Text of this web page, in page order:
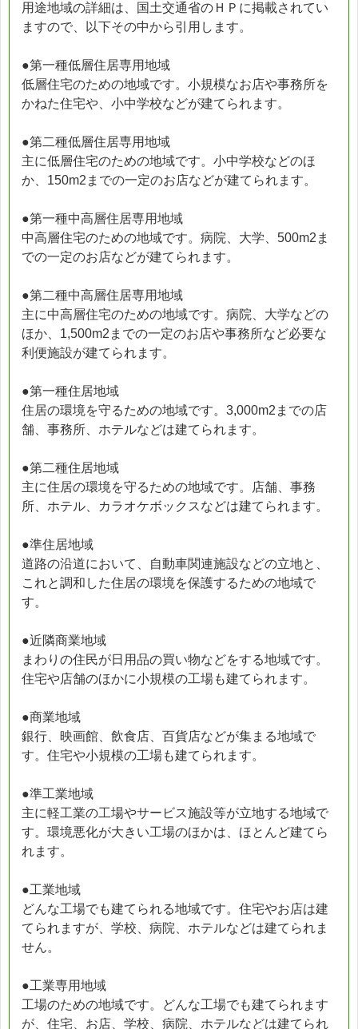
用途地域の詳細は、国土交通省のＨＰに掲載されてい
ますので、以下その中から引用します。
●第一種低層住居専用地域
低層住宅のための地域です。小規模なお店や事務所を
かねた住宅や、小中学校などが建てられます。
●第二種低層住居専用地域
主に低層住宅のための地域です。小中学校などのほ
か、150m2までの一定のお店などが建てられます。
●第一種中高層住居専用地域
中高層住宅のための地域です。病院、大学、500m2ま
での一定のお店などが建てられます。
●第二種中高層住居専用地域
主に中高層住宅のための地域です。病院、大学などの
ほか、1,500m2までの一定のお店や事務所など必要な
利便施設が建てられます。
●第一種住居地域
住居の環境を守るための地域です。3,000m2までの店
舗、事務所、ホテルなどは建てられます。
●第二種住居地域
主に住居の環境を守るための地域です。店舗、事務
所、ホテル、カラオケボックスなどは建てられます。
●準住居地域
道路の沿道において、自動車関連施設などの立地と、
これと調和した住居の環境を保護するための地域で
す。
●近隣商業地域
まわりの住民が日用品の買い物などをする地域です。
住宅や店舗のほかに小規模の工場も建てられます。
●商業地域
銀行、映画館、飲食店、百貨店などが集まる地域で
す。住宅や小規模の工場も建てられます。
●準工業地域
主に軽工業の工場やサービス施設等が立地する地域で
す。環境悪化が大きい工場のほかは、ほとんど建てら
れます。
●工業地域
どんな工場でも建てられる地域です。住宅やお店は建
てられますが、学校、病院、ホテルなどは建てられま
せん。
●工業専用地域
工場のための地域です。どんな工場でも建てられます
が、住宅、お店、学校、病院、ホテルなどは建てられ